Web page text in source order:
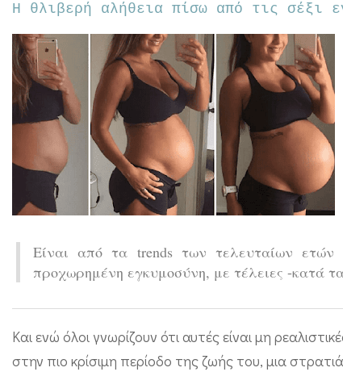
ώ
ς
ε
π
ρ
ν
σ
τ
ι
Η θλιβερή αλήθεια πίσω από τις σέξι
Είναι από τα trends των τελευταίων ετών
προχωρημένη εγκυμοσύνη, με τέλειες -κατά
Και ενώ όλοι γνωρίζουν ότι αυτές είναι μη
στην πιο κρίσιμη περίοδο της ζωής του, μια